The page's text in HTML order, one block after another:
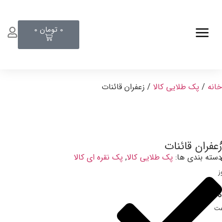
0 تومان 0
خانه / پک طلایی کالا / زعفران قائنات
0
زعفران قائنات
دسته بندی ها: پک طلایی کالا, پک نقره ای کالا